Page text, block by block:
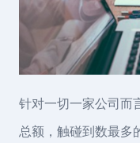
针对一切一家公司而
总额，触碰到数最多